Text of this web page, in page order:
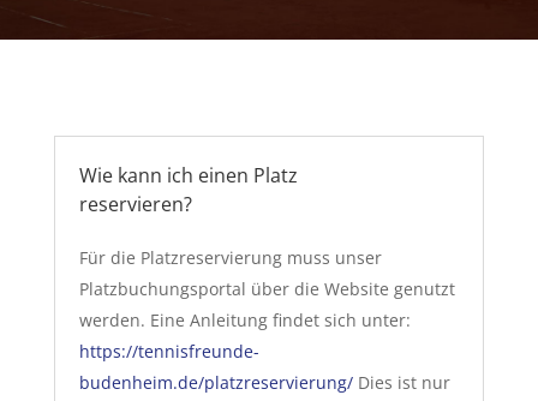
Wie kann ich einen Platz
reservieren?
Für die Platzreservierung muss unser
Platzbuchungsportal über die Website genutzt
werden. Eine Anleitung findet sich unter:
https://tennisfreunde-
budenheim.de/platzreservierung/Dies ist nur